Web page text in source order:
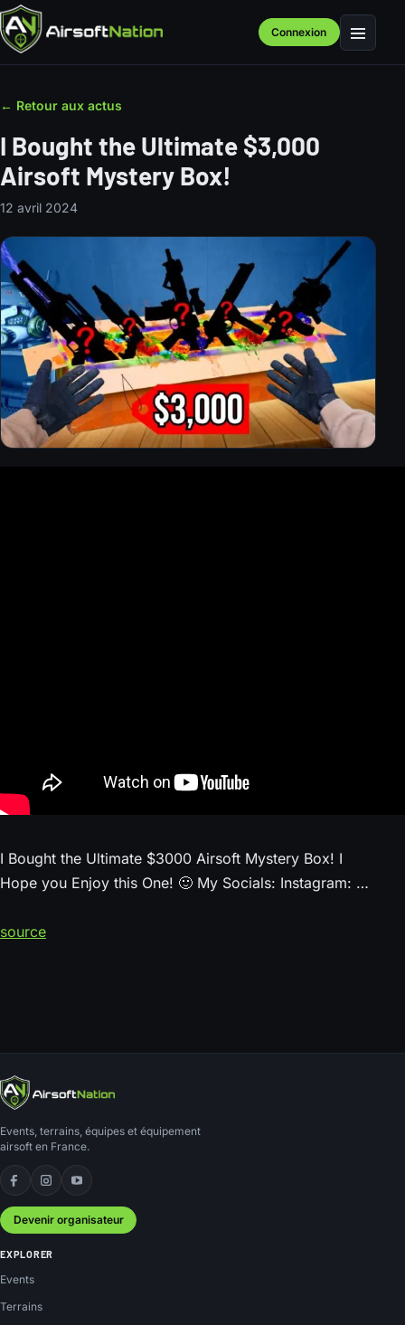
Connexion Menu
← Retour aux actus
I Bought the Ultimate $3,000
Airsoft Mystery Box!
12 avril 2024
I Bought the Ultimate $3000 Airsoft Mystery Box! I
Hope you Enjoy this One! 🙂 My Socials: Instagram: …
source
Events, terrains, équipes et équipement
airsoft en France.
Facebook
Instagram
YouTube
Devenir organisateur
EXPLORER
Events
Terrains